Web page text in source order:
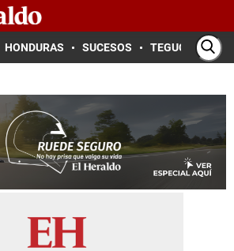
HONDURAS SUCESOS TEGUCIGALPA